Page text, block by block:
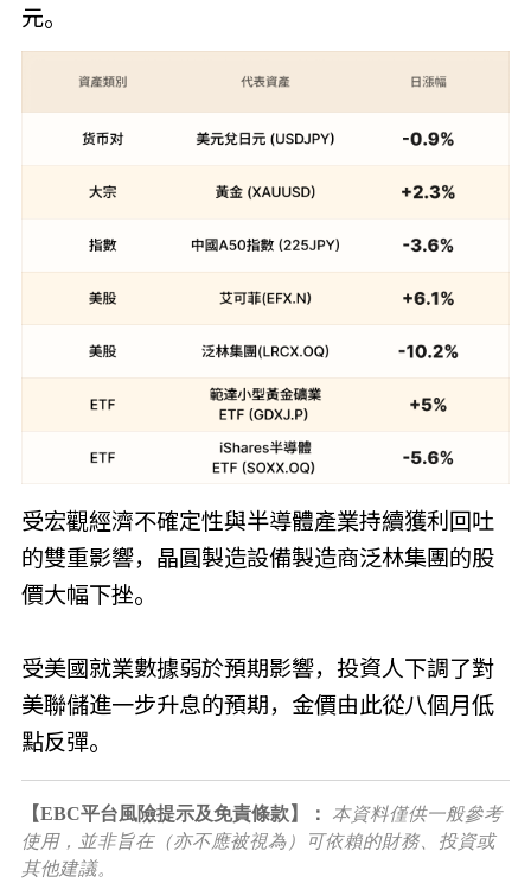
元。
受宏觀經濟不確定性與半導體產業持續獲利回吐
的雙重影響，晶圓製造設備製造商泛林集團的股
價大幅下挫。
受美國就業數據弱於預期影響，投資人下調了對
美聯儲進一步升息的預期，金價由此從八個月低
點反彈。
【EBC平台風險提示及免責條款】：
本資料僅供一般參考
使用，並非旨在（亦不應被視為）可依賴的財務、投資或
其他建議。